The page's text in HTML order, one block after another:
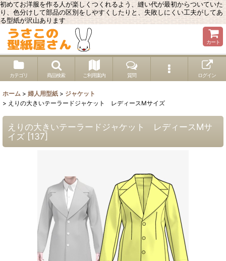
初めてお洋服を作る人が楽しくつくれるよう、縫い代が最初からついていた
り、色分けして部品の区別をしやすくしたりと、失敗しにくい工夫がしてあ
る型紙が沢山あります
カート
カテゴリ 商品検索 ご利用案内 質問 ログイン
ホーム > 婦人用型紙 > ジャケット
> えりの大きいテーラードジャケット レディースMサイズ
えりの大きいテーラードジャケット レディースMサ
イズ [137]